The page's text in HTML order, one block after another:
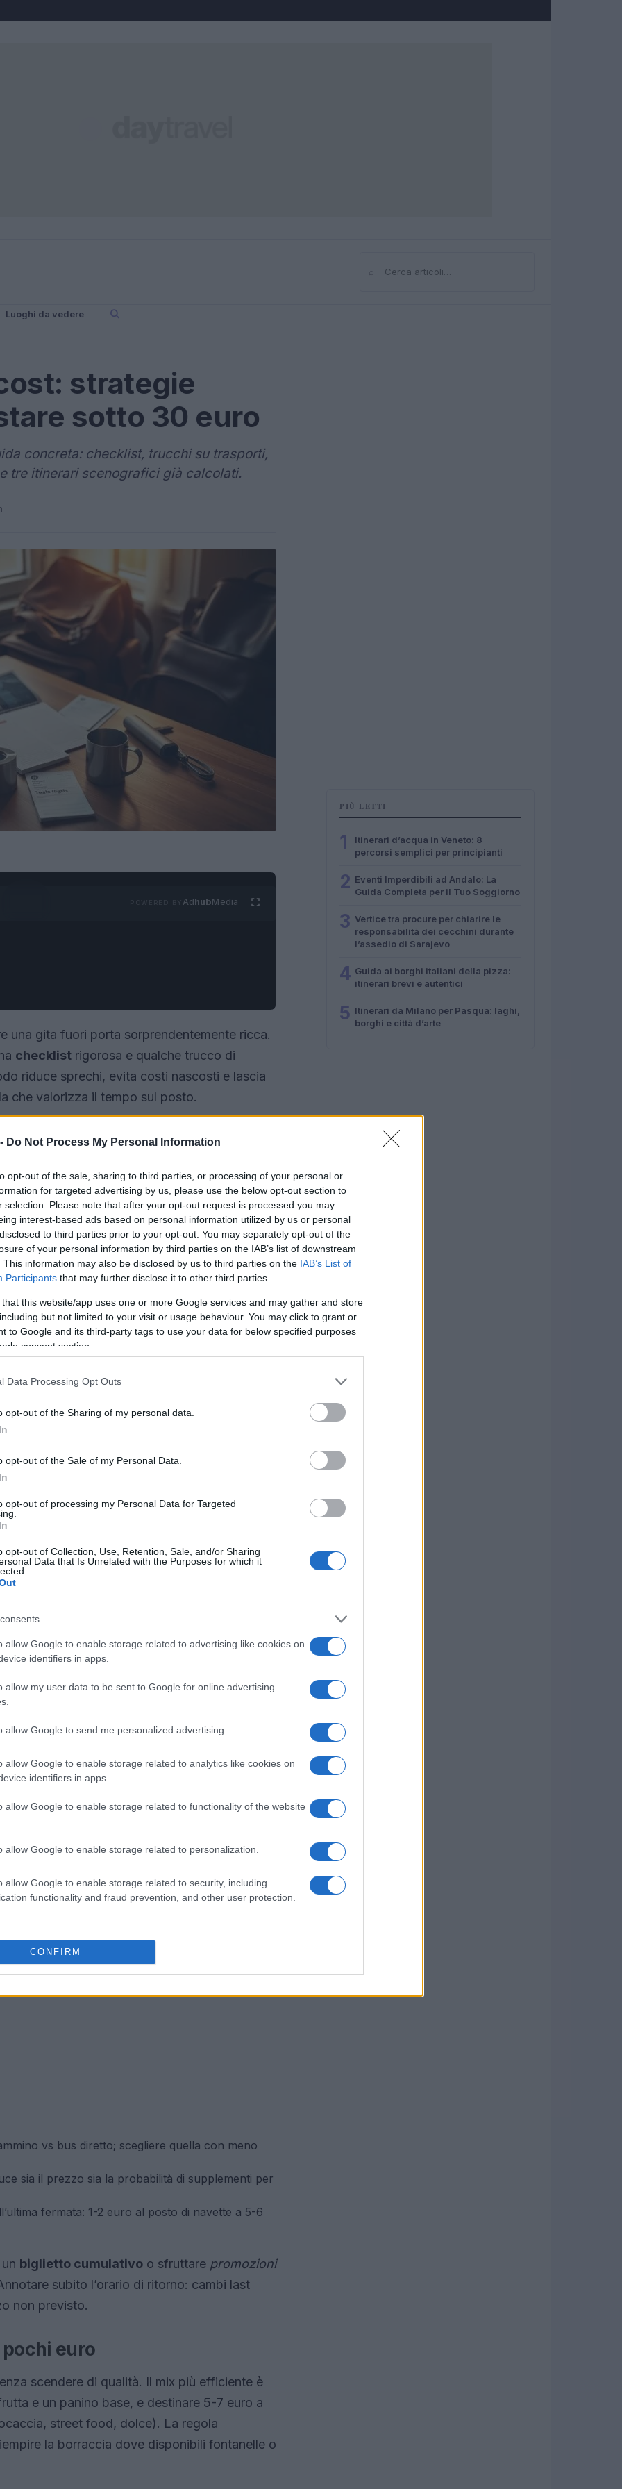
Do Not Process My Personal Information
opt-out of the sale, sharing to third parties, or processing of your personal or
for targeted advertising by us, please use the below opt-out section to
selection. Please note that after your opt-out request is processed you may
interest-based ads based on personal information utilized by us or personal
to third parties prior to your opt-out. You may separately opt-out of the
of your personal information by third parties on the IAB’s list of downstream
This information may also be disclosed by us to third parties on the IAB’s List of
Participants that may further disclose it to other third parties.
that this website/app uses one or more Google services and may gather and store
but not limited to your visit or usage behaviour. You may click to grant or
to Google and its third-party tags to use your data for below specified purposes
consent section.
Data Processing Opt Outs
opt-out of the Sharing of my personal data.
opt-out of the Sale of my Personal Data.
opt-out of processing my Personal Data for Targeted
opt-out of Collection, Use, Retention, Sale, and/or Sharing
Data that Is Unrelated with the Purposes for which it
allow Google to enable storage related to advertising like cookies on
identifiers in apps.
allow my user data to be sent to Google for online advertising
allow Google to send me personalized advertising.
allow Google to enable storage related to analytics like cookies on
identifiers in apps.
allow Google to enable storage related to functionality of the website
allow Google to enable storage related to personalization.
allow Google to enable storage related to security, including
functionality and fraud prevention, and other user protection.
CONFIRM
Cerca
Luoghi da vedere
strategie
sotto 30 euro
concreta: checklist, trucchi su trasporti,
tre itinerari scenografici già calcolati.
AdhubMedia
una gita fuori porta sorprendentemente ricca.
checklist rigorosa e qualche trucco di
riduce sprechi, evita costi nascosti e lascia
che valorizza il tempo sul posto.
davvero:
untemplate di budget da copiare sul telefono e
pensati per scenari diversi: borghi,
davvero sotto i 30 euro
La regola è semplice: ogni voce va stimata
minime:andata/ritornotrasporti
A queste si aggiungono due variabili da non
è lungo, più si spende in snack) e
margine del 10%.
25% ingressi/extra.
di prezzo locali.
spendere meno
il tetto. La strategia più efficace è anticipare e
regionali, i treni
distanze brevi, la differenza di tempo è
spesso collegano direttamente centri storici
vs bus diretto; scegliere quella con meno
sia il prezzo sia la probabilità di supplementi per
fermata: 1-2 euro al posto di navette a 5-6
biglietto cumulativo o sfruttare promozioni
subito l’orario di ritorno: cambi last
non previsto.
euro
scendere di qualità. Il mix più efficiente è
e un panino base, e destinare 5-7 euro a
street food, dolce). La regola
la borraccia dove disponibili fontanelle o
PIÙ LETTI
1
Itinerari d’acqua in Veneto: 8
percorsi semplici per principianti
2 Eventi Imperdibili ad Andalo: La
Guida Completa per il Tuo Soggiorno
3 Vertice tra procure per chiarire le
responsabilità dei cecchini durante
l’assedio di Sarajevo
4 Guida ai borghi italiani della pizza:
itinerari brevi e autentici
5 Itinerari da Milano per Pasqua: laghi,
borghi e città d’arte